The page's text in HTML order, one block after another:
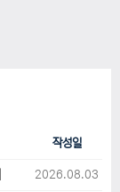
작성일
2026.08.03